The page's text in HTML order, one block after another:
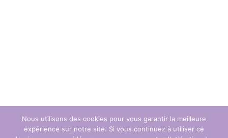
Nous utilisons des cookies pour vous garantir la meilleure
expérience sur notre site. Si vous continuez à utiliser ce